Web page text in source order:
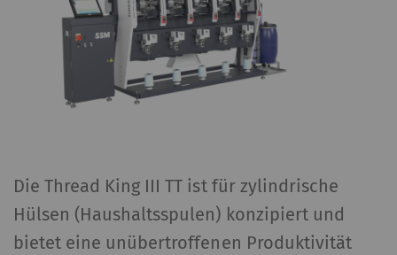
Die Thread King III TT ist für zylindrische
Hülsen (Haushaltsspulen) konzipiert und
bietet eine unübertroffenen Produktivität